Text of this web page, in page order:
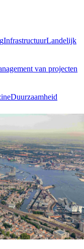
InfrastructuurLandelijk
van projecten
Duurzaamheid